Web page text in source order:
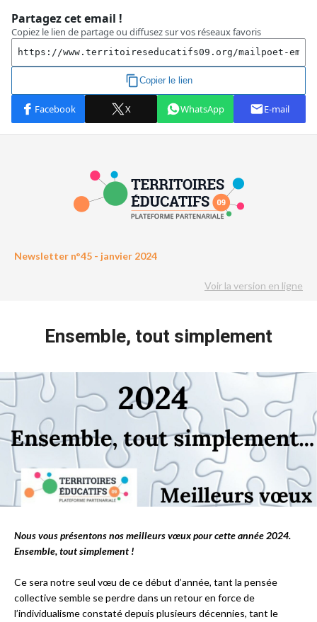
Newsletter n°45 - janvier 2024
Voir la version en ligne
Ensemble, tout simplement
Nous vous présentons nos meilleurs vœux pour cette année 2024.
Ensemble, tout simplement !
Ce sera notre seul vœu de ce début d’année, tant la pensée
collective semble se perdre dans un retour en force de
l’individualisme constaté depuis plusieurs décennies, tant le